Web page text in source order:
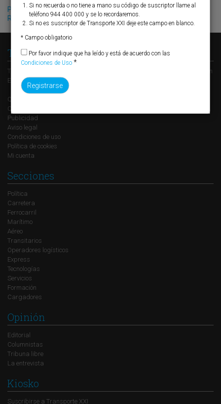
PSA/MSC y DP World/NWA optan a la nueva terminal de
Rotterdam
Transporte XXI
Transporte XXI es el periódico de referencia del transporte y la logística en
España, perteneciente al Grupo XXI de Comunicación Empresarial.
Quienes somos
Contacto
Publicidad
Aviso legal
Condiciones de uso
Política de cookies
Mi cuenta
Secciones
Política
Carretera
Ferrocarril
Marítimo
Aéreo
Transitarios
Operadores logísticos
Express
Tecnologías
Servicios
Formación
Cargadores
Opinión
Editorial
Columnistas
Tribuna libre
La entrevista
Kiosko
Suscribirse a Transporte XXI
Si no recuerda o no tiene a mano su código de suscriptor llame al
teléfono 944 400 000 y se lo recordaremos.
Si no es suscriptor de Transporte XXI deje este campo en blanco.
* Campo obligatorio
Por favor indique que ha leído y está de acuerdo con las
Condiciones de Uso *